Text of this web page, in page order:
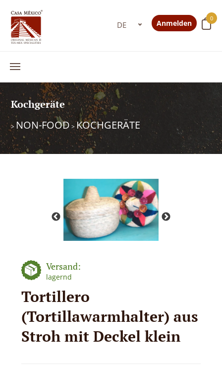
0
Anmelden
Kochgeräte
> NON-FOOD>KOCHGERÄTE
Versand:
lagernd
Tortillero
(Tortillawarmhalter) aus
Stroh mit Deckel klein